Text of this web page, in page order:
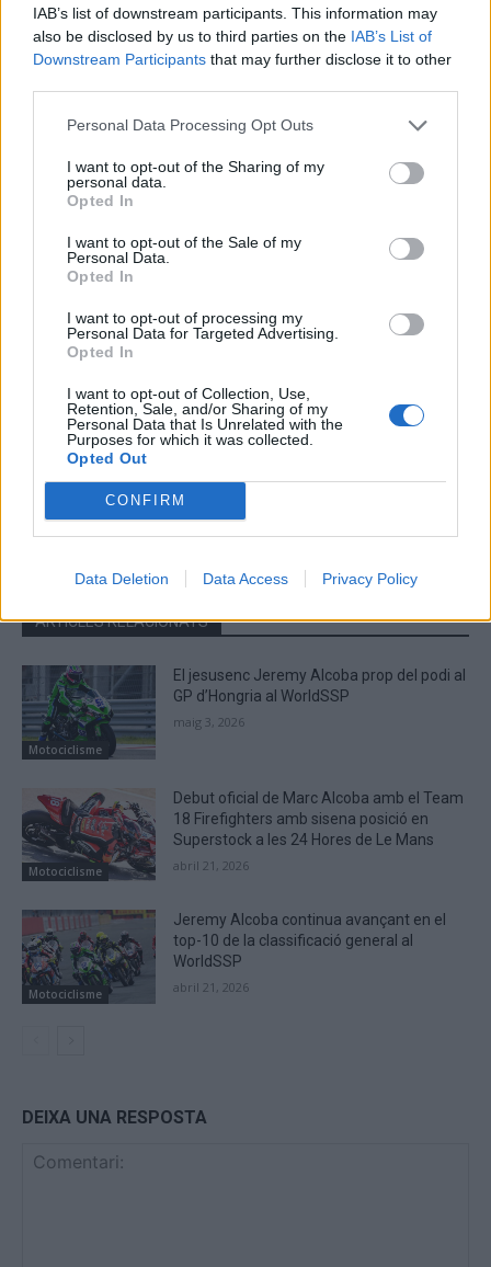
IAB’s list of downstream participants. This information may
also be disclosed by us to third parties on the IAB’s List of
Downstream Participants that may further disclose it to other
Personal Data Processing Opt Outs
I want to opt-out of the Sharing of my
personal data.
Opted In
I want to opt-out of the Sale of my
Personal Data.
Opted In
I want to opt-out of processing my
Personal Data for Targeted Advertising.
Opted In
I want to opt-out of Collection, Use,
Retention, Sale, and/or Sharing of my
Personal Data that Is Unrelated with the
Purposes for which it was collected.
Opted Out
CONFIRM
Data Deletion Data Access Privacy Policy
Article anterior
El CV Roquetes no pot
de lliga
Article següent
ARTICLES RELACIONATS
Motociclisme
El jesusenc Jeremy Alcoba prop del podi al
GP d’Hongria al WorldSSP
maig 3, 2026
Motociclisme
Debut oficial de Marc Alcoba amb el Team
18 Firefighters amb sisena posició en
Superstock a les 24 Hores de Le Mans
abril 21, 2026
Motociclisme
Jeremy Alcoba continua avançant en el
top-10 de la classificació general al
WorldSSP
abril 21, 2026
DEIXA UNA RESPOSTA